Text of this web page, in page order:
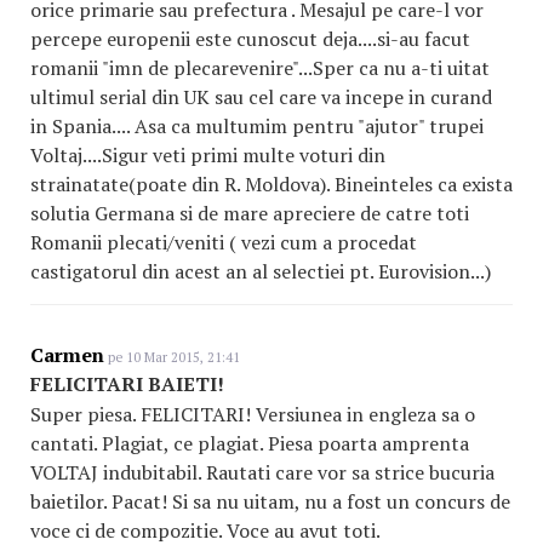
orice primarie sau prefectura . Mesajul pe care-l vor
percepe europenii este cunoscut deja....si-au facut
romanii "imn de plecarevenire"...Sper ca nu a-ti uitat
ultimul serial din UK sau cel care va incepe in curand
in Spania.... Asa ca multumim pentru "ajutor" trupei
Voltaj....Sigur veti primi multe voturi din
strainatate(poate din R. Moldova). Bineinteles ca exista
solutia Germana si de mare apreciere de catre toti
Romanii plecati/veniti ( vezi cum a procedat
castigatorul din acest an al selectiei pt. Eurovision...)
Carmen pe 10 Mar 2015, 21:41
FELICITARI BAIETI!
Super piesa. FELICITARI! Versiunea in engleza sa o
cantati. Plagiat, ce plagiat. Piesa poarta amprenta
VOLTAJ indubitabil. Rautati care vor sa strice bucuria
baietilor. Pacat! Si sa nu uitam, nu a fost un concurs de
voce ci de compozitie. Voce au avut toti.